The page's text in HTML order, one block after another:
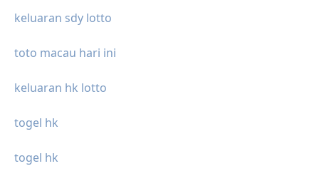
keluaran sdy lotto
toto macau hari ini
keluaran hk lotto
togel hk
togel hk